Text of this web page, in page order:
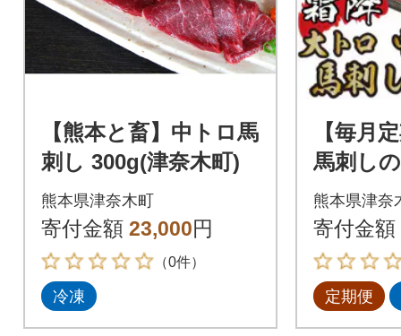
【熊本と畜】中トロ馬
刺し 300g(津奈木町)
熊本県津奈木町
寄付金額 23,000円
（0件）
冷凍
【毎月
馬刺し
g 大ト
ロ馬刺
木町)全
熊本県津奈
寄付金額
定期便